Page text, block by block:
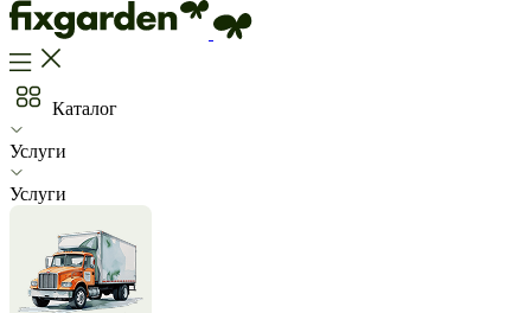
Каталог
Услуги
Услуги